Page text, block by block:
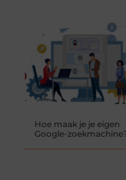
Hoe maak je je eigen
Google-